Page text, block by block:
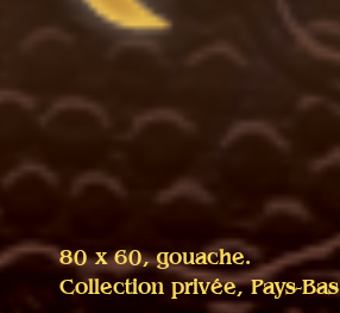
80 x 60, gouache.
Collection privée, Pays-Bas